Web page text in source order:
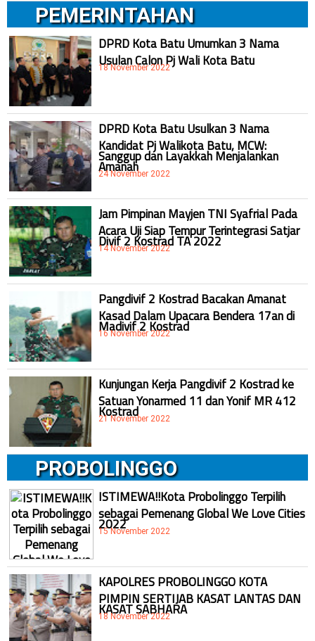
PEMERINTAHAN
DPRD Kota Batu Umumkan 3 Nama
Usulan Calon Pj Wali Kota Batu
18 November 2022
DPRD Kota Batu Usulkan 3 Nama
Kandidat Pj Walikota Batu, MCW:
Sanggup dan Layakkah Menjalankan
Amanah
24 November 2022
Jam Pimpinan Mayjen TNI Syafrial Pada
Acara Uji Siap Tempur Terintegrasi Satjar
Divif 2 Kostrad TA 2022
14 November 2022
Pangdivif 2 Kostrad Bacakan Amanat
Kasad Dalam Upacara Bendera 17an di
Madivif 2 Kostrad
16 November 2022
Kunjungan Kerja Pangdivif 2 Kostrad ke
Satuan Yonarmed 11 dan Yonif MR 412
Kostrad
21 November 2022
PROBOLINGGO
ISTIMEWA!!Kota Probolinggo Terpilih
sebagai Pemenang Global We Love Cities
2022
15 November 2022
KAPOLRES PROBOLINGGO KOTA
PIMPIN SERTIJAB KASAT LANTAS DAN
KASAT SABHARA
18 November 2022